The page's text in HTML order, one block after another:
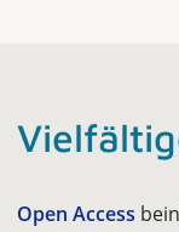
Open Access